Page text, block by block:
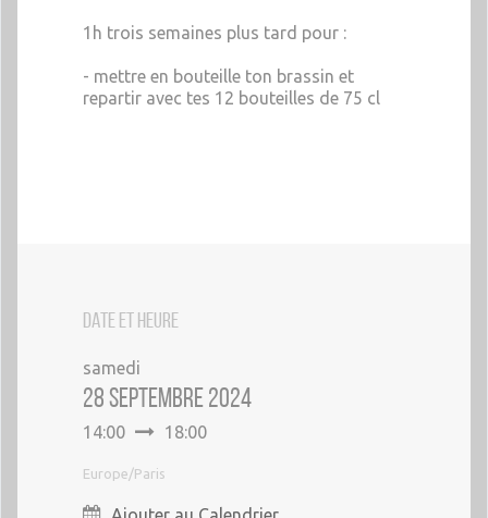
1h trois semaines plus tard pour :
- mettre en bouteille ton brassin et
repartir avec tes 12 bouteilles de 75 cl
DATE ET HEURE
samedi
28 septembre 2024
14:00 18:00
Europe/Paris